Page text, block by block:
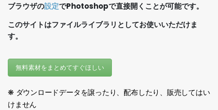
ブラウザの設定でPhotoshopで直接開くことが可能です。
このサイトはファイルライブラリとしてお使いいただけま
す。
無料素材をまとめてすぐほしい
❋ ダウンロードデータを譲ったり、配布したり、販売してはい
けません